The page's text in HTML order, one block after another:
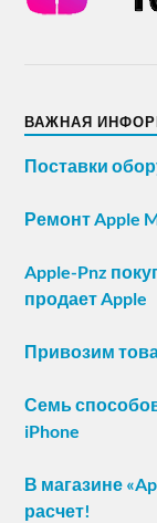
ВАЖНАЯ
Поставки
Ремонт Apple
Apple-Pnz
продает Apple
Привозим
Семь
iPhone
В магазине
расчет!